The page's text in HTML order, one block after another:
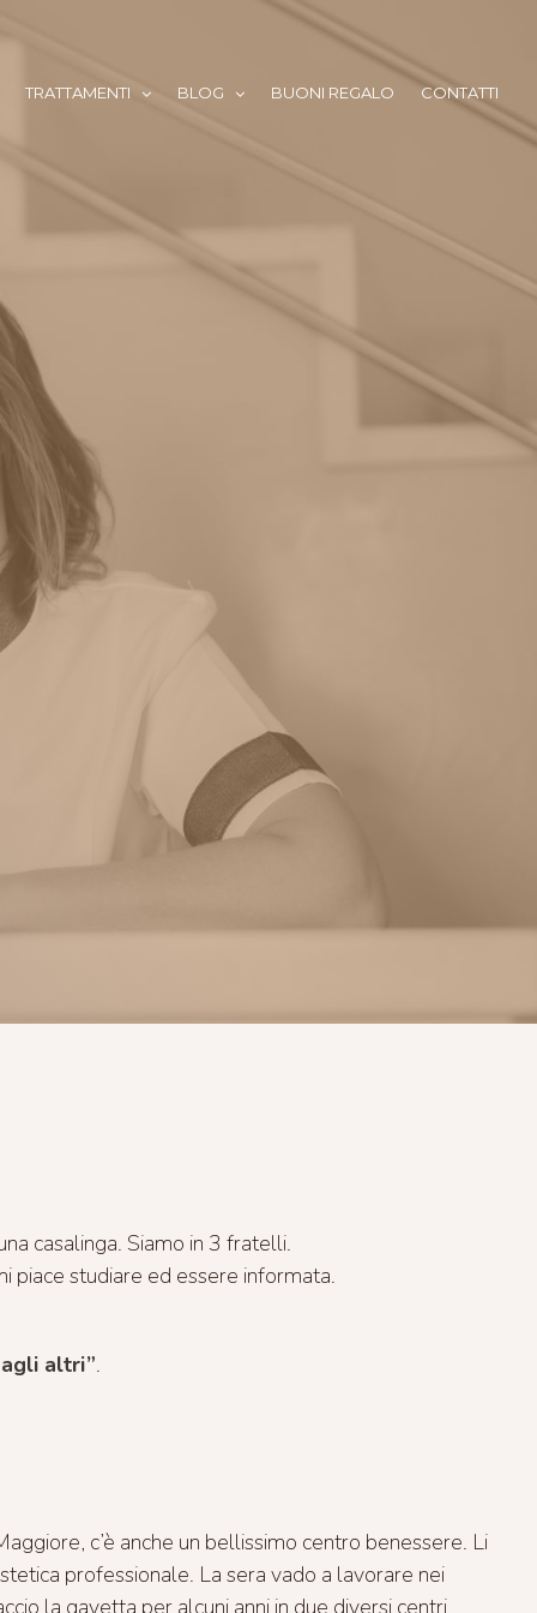
TRATTAMENTI BLOG BUONI REGALO CONTATTI
casalinga. Siamo in 3 fratelli.
piace studiare ed essere informata.
altri”.
c’è anche un bellissimo centro benessere. Li
professionale. La sera vado a lavorare nei
la gavetta per alcuni anni in due diversi centri